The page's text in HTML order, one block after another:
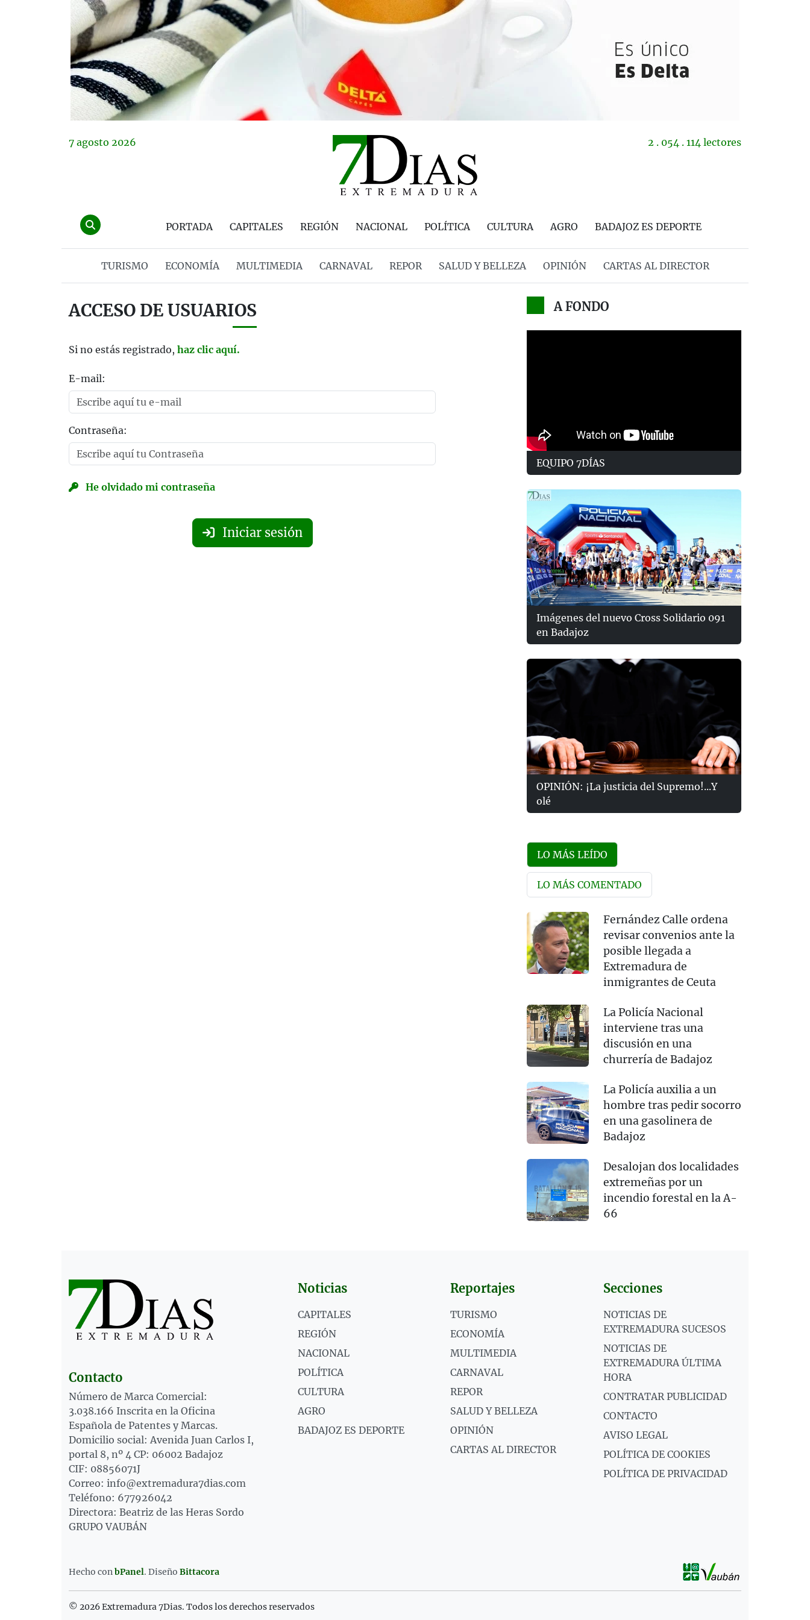
7 agosto 2026 2 . 054 . 114 lectores
PORTADA CAPITALES REGIÓN NACIONAL POLÍTICA CULTURA AGRO BADAJOZ ES DEPORTE
TURISMO ECONOMÍA MULTIMEDIA CARNAVAL REPOR SALUD Y BELLEZA OPINIÓN CARTAS AL DIRECTOR
ACCESO DE USUARIOS
Si no estás registrado, haz clic aquí.
E-mail:
Contraseña:
He olvidado mi contraseña
Iniciar sesión
A FONDO
EQUIPO 7DÍAS
Imágenes del nuevo Cross Solidario 091
en Badajoz
OPINIÓN: ¡La justicia del Supremo!...Y
olé
LO MÁS LEÍDO
LO MÁS COMENTADO
Fernández Calle ordena
revisar convenios ante la
posible llegada a
Extremadura de
inmigrantes de Ceuta
La Policía Nacional
interviene tras una
discusión en una
churrería de Badajoz
La Policía auxilia a un
hombre tras pedir socorro
en una gasolinera de
Badajoz
Desalojan dos localidades
extremeñas por un
incendio forestal en la A-
66
Contacto
Número de Marca Comercial:
3.038.166 Inscrita en la Oficina
Española de Patentes y Marcas.
Domicilio social: Avenida Juan Carlos I,
portal 8, nº 4 CP: 06002 Badajoz
CIF: 08856071J
Correo: info@extremadura7dias.com
Teléfono: 677926042
Directora: Beatriz de las Heras Sordo
GRUPO VAUBÁN
Noticias
CAPITALES
REGIÓN
NACIONAL
POLÍTICA
CULTURA
AGRO
BADAJOZ ES DEPORTE
Reportajes
TURISMO
ECONOMÍA
MULTIMEDIA
CARNAVAL
REPOR
SALUD Y BELLEZA
OPINIÓN
CARTAS AL DIRECTOR
Secciones
NOTICIAS DE
EXTREMADURA SUCESOS
NOTICIAS DE
EXTREMADURA ÚLTIMA
HORA
CONTRATAR PUBLICIDAD
CONTACTO
AVISO LEGAL
POLÍTICA DE COOKIES
POLÍTICA DE PRIVACIDAD
Hecho con bPanel. Diseño Bittacora
© 2026 Extremadura 7Dias. Todos los derechos reservados